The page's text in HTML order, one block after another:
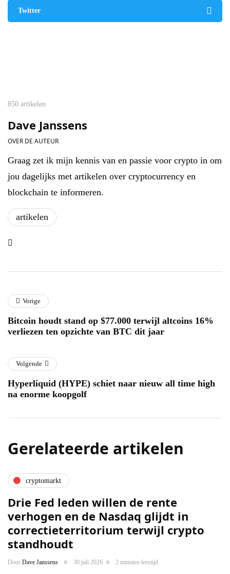
Twitter
850 artikelen
Dave Janssens
OVER DE AUTEUR
Graag zet ik mijn kennis van en passie voor crypto in om
jou dagelijks met artikelen over cryptocurrency en
blockchain te informeren.
artikelen
Vorige
Bitcoin houdt stand op $77.000 terwijl altcoins 16%
verliezen ten opzichte van BTC dit jaar
Volgende
Hyperliquid (HYPE) schiet naar nieuw all time high
na enorme koopgolf
Gerelateerde artikelen
cryptomarkt
Drie Fed leden willen de rente
verhogen en de Nasdaq glijdt in
correctieterritorium terwijl crypto
standhoudt
Door Dave Janssens 30 juli 2026 2 minuten leestijd